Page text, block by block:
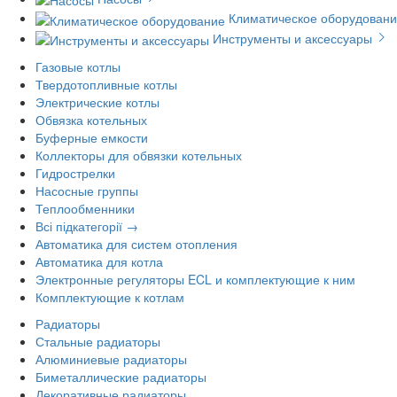
Климатическое
Инструменты и аксессуары
Газовые котлы
Твердотопливные котлы
Электрические котлы
Обвязка котельных
Буферные емкости
Коллекторы для обвязки котельных
Гидрострелки
Насосные группы
Теплообменники
Всі підкатегорії →
Автоматика для систем отопления
Автоматика для котла
Электронные регуляторы ECL и комплектующие к ним
Комплектующие к котлам
Радиаторы
Стальные радиаторы
Алюминиевые радиаторы
Биметаллические радиаторы